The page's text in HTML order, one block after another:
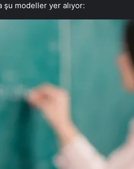
şu modeller yer alıyor: